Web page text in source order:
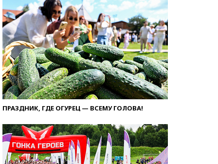
ПРАЗДНИК, ГДЕ ОГУРЕЦ — ВСЕМУ ГОЛОВА!